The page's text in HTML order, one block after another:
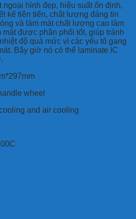
ngoại hình đẹp, hiệu suất ổn định,
kế tiên tiến, chất lượng đáng tin
và làm mát chất lượng cao làm
mát được phân phối tốt, giúp tránh
độ quá mức vì các yếu tố gang
Bây giờ nó có thể laminate IC
wheel
and air cooling